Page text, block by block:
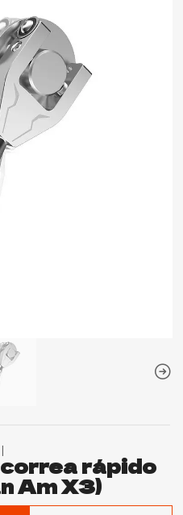
|
rápido
Am X3)